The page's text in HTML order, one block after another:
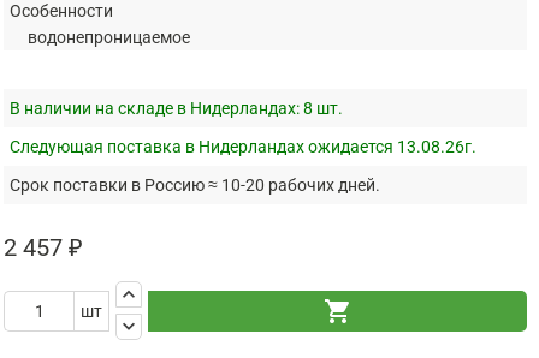
Особенности
водонепроницаемое
В наличии на складе в Нидерландах:8 шт.
Следующая поставка в Нидерландах ожидается 13.08.26г.
Срок поставки в Россию ≈ 10-20 рабочих дней.
2 457 ₽
шт
keyboard_arrow_up
keyboard_arrow_down
shopping_cart